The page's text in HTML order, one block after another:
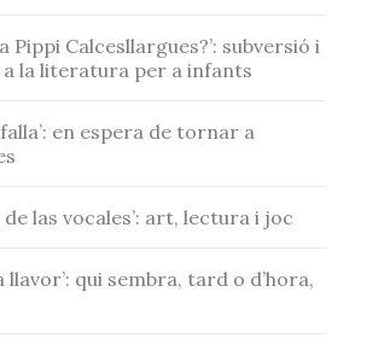
Pippi Calcesllargues?’: subversió i
la literatura per a infants
en espera de tornar a
de las vocales’: art, lectura i joc
llavor’: qui sembra, tard o d’hora,